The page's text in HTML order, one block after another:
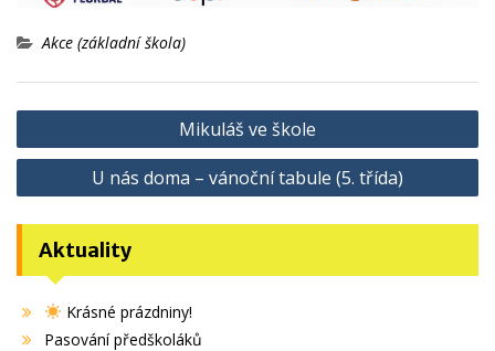
Akce (základní škola)
Navigace
pro
příspěvek
Mikuláš ve škole
U nás doma – vánoční tabule (5. třída)
Aktuality
Krásné prázdniny!
Pasování předškoláků